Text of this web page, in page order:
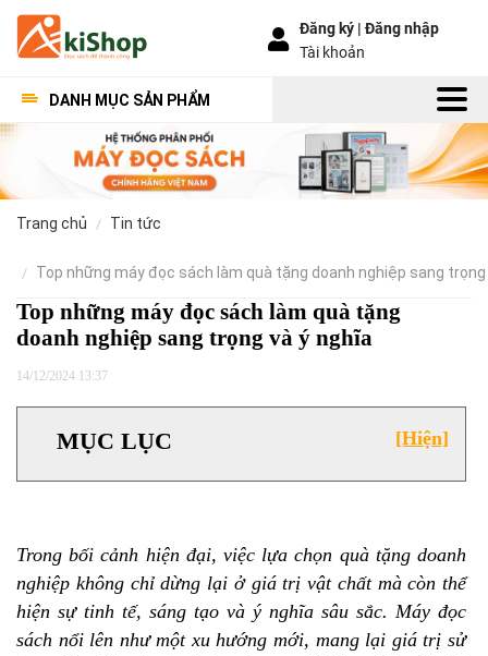
Đăng ký |Đăng nhập
Tài khoản
DANH MỤC SẢN PHẨM
trang chủ tin tức
top những máy đọc sách làm quà tặng doanh nghiệp sang trọng
Top những máy đọc sách làm quà tặng
doanh nghiệp sang trọng và ý nghĩa
14/12/2024 13:37
[Hiện]
MỤC LỤC
Trong bối cảnh hiện đại, việc lựa chọn quà tặng doanh
nghiệp không chỉ dừng lại ở giá trị vật chất mà còn thể
hiện sự tinh tế, sáng tạo và ý nghĩa sâu sắc. Máy đọc
sách nổi lên như một xu hướng mới, mang lại giá trị sử